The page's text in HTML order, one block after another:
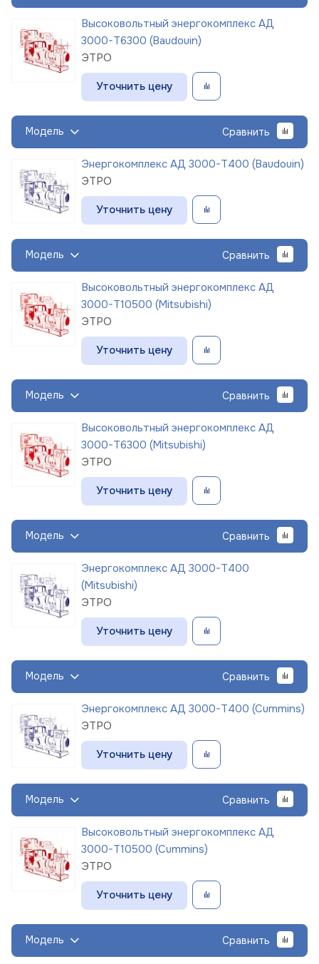
Высоковольтный энергокомплекс АД
3000-Т6300 (Baudouin)
ЭТРО
Уточнить цену
Модель Сравнить
Энергокомплекс АД 3000-Т400 (Baudouin)
ЭТРО
Уточнить цену
Модель Сравнить
Высоковольтный энергокомплекс АД
3000-Т10500 (Mitsubishi)
ЭТРО
Уточнить цену
Модель Сравнить
Высоковольтный энергокомплекс АД
3000-Т6300 (Mitsubishi)
ЭТРО
Уточнить цену
Модель Сравнить
Энергокомплекс АД 3000-Т400
(Mitsubishi)
ЭТРО
Уточнить цену
Модель Сравнить
Энергокомплекс АД 3000-Т400 (Cummins)
ЭТРО
Уточнить цену
Модель Сравнить
Высоковольтный энергокомплекс АД
3000-Т10500 (Cummins)
ЭТРО
Уточнить цену
Модель Сравнить